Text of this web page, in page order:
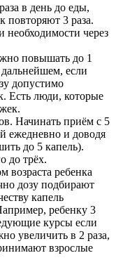
в день до еды,
повторяют 3 раза.
через
повышать до 1
если
допустимо
Есть люди, которые
Начинать приём с 5
ежедневно и доводя
до 5 капель).
до трёх.
возраста ребенка
дозу подбирают
капель
ребенку 3
курсы если
увеличить в 2 раза,
взрослые